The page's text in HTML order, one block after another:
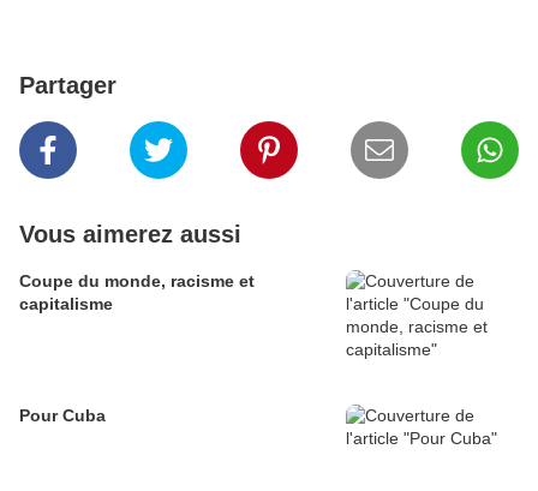
Partager
Vous aimerez aussi
Coupe du monde, racisme et
capitalisme
Pour Cuba